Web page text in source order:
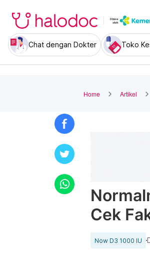
Chat dengan Dokter Toko
Home Artikel
Cek
Now D3 1000 IU